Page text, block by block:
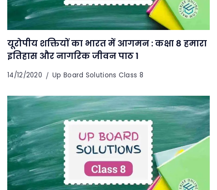
यूरोपीय शक्तियों का भारत में आगमन : कक्षा 8 हमारा
इतिहास और नागरिक जीवन पाठ 1
14/12/2020 Up Board Solutions Class 8